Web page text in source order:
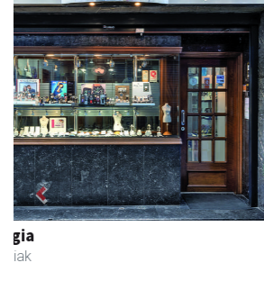
Urrats inprimategia
Andoain
Previous